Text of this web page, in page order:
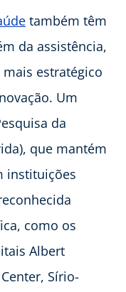
também têm
da assistência,
estratégico
Um
da
que mantém
instituições
como os
Albert
Sírio-